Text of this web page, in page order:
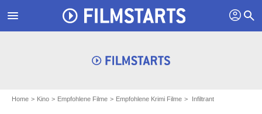
menu profil search
Home Kino Empfohlene Filme Empfohlene Krimi Filme Infiltrant